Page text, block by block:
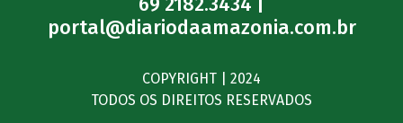
portal@diariodaamazonia.com.br
COPYRIGHT | 2024
TODOS OS DIREITOS RESERVADOS